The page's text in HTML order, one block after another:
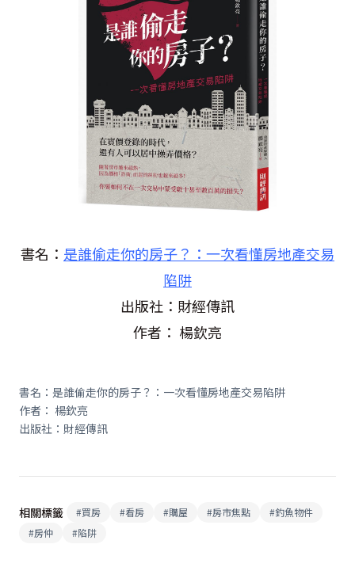
書名： 是誰偷走你的房子？：一次看懂房地產交易
陷阱
出版社：財經傳訊
作者： 楊欽亮
書名：是誰偷走你的房子？：一次看懂房地產交易陷阱
作者： 楊欽亮
出版社：財經傳訊
相關標籤 #買房 #看房 #購屋 #房市焦點 #釣魚物件
#房仲 #陷阱